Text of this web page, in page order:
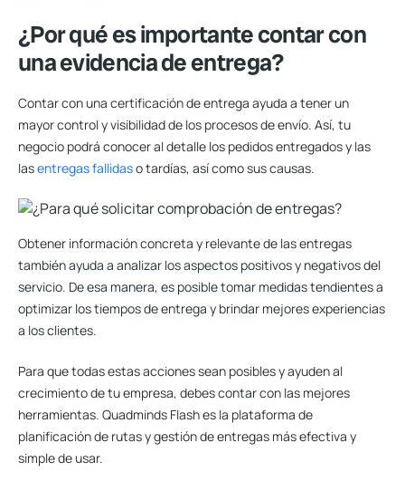
¿Por qué es importante contar con
una evidencia de entrega?
Contar con una certificación de entrega ayuda a tener un
mayor control y visibilidad de los procesos de envío. Así, tu
negocio podrá conocer al detalle los pedidos entregados y las
lasentregas fallidaso tardías, así como sus causas.
Obtener información concreta y relevante de las entregas
también ayuda a analizar los aspectos positivos y negativos del
servicio. De esa manera, es posibletomar medidas tendientes a
optimizar los tiempos de entrega y brindar mejores experiencias
a los clientes.
Para que todas estas acciones sean posibles y ayuden al
crecimiento de tu empresa, debes contar con las mejores
herramientas. Quadminds Flash es la plataforma de
planificación de rutas y gestión de entregas más efectiva y
simple de usar.